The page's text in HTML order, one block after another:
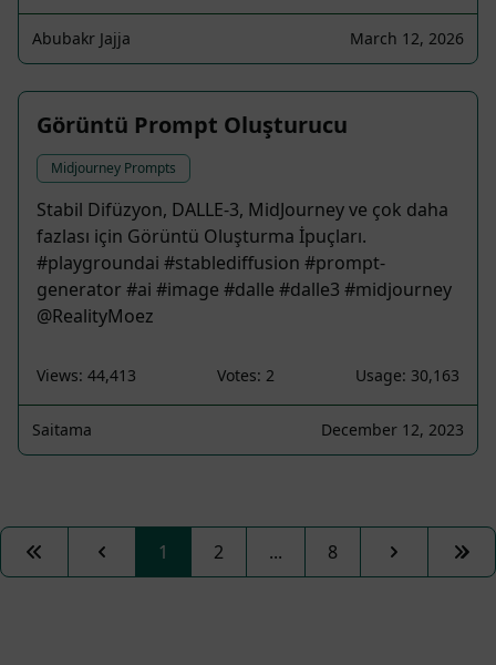
Abubakr Jajja March 12, 2026
Görüntü Prompt Oluşturucu
Midjourney Prompts
Stabil Difüzyon, DALLE-3, MidJourney ve çok daha
fazlası için Görüntü Oluşturma İpuçları.
#playgroundai #stablediffusion #prompt-
generator #ai #image #dalle #dalle3 #midjourney
@RealityMoez
Views: 44,413 Votes: 2 Usage: 30,163
Saitama December 12, 2023
First Previous1 2 ... 8 Next Last